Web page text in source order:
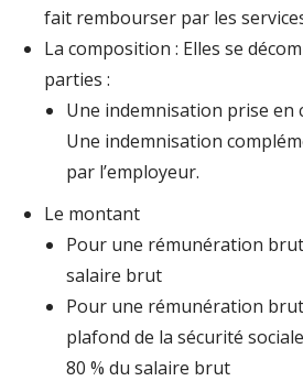
fait rembourser par les
La composition : Elles se
parties :
Une indemnisation prise en
Une indemnisation
par l’employeur.
Le montant
Pour une rémunération
salaire brut
Pour une rémunération
plafond de la sécurité
80 % du salaire brut